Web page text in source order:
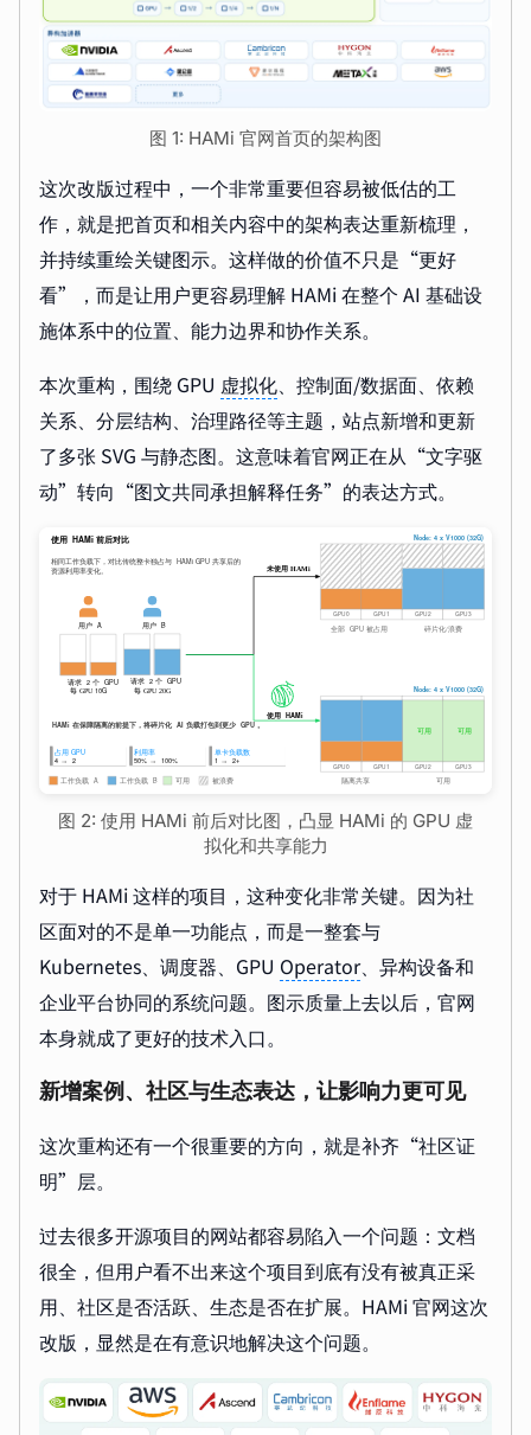
图 1: HAMi 官网首页的架构图
这次改版过程中，一个非常重要但容易被低估的工
作，就是把首页和相关内容中的架构表达重新梳理，
并持续重绘关键图示。这样做的价值不只是“更好
看”，而是让用户更容易理解 HAMi 在整个 AI 基础设
施体系中的位置、能力边界和协作关系。
本次重构，围绕 GPU 虚拟化、控制面/数据面、依赖
关系、分层结构、治理路径等主题，站点新增和更新
了多张 SVG 与静态图。这意味着官网正在从“文字驱
动”转向“图文共同承担解释任务”的表达方式。
图 2: 使用 HAMi 前后对比图，凸显 HAMi 的 GPU 虚
拟化和共享能力
对于 HAMi 这样的项目，这种变化非常关键。因为社
区面对的不是单一功能点，而是一整套与
Kubernetes、调度器、GPU Operator、异构设备和
企业平台协同的系统问题。图示质量上去以后，官网
本身就成了更好的技术入口。
新增案例、社区与生态表达，让影响力更可见
这次重构还有一个很重要的方向，就是补齐“社区证
明”层。
过去很多开源项目的网站都容易陷入一个问题：文档
很全，但用户看不出来这个项目到底有没有被真正采
用、社区是否活跃、生态是否在扩展。HAMi 官网这次
改版，显然是在有意识地解决这个问题。